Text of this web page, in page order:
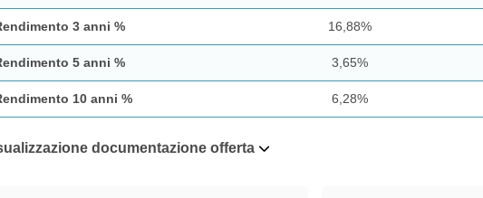
3 anni % 16,88%
5 anni % 3,65%
10 anni % 6,28%
documentazione offerta